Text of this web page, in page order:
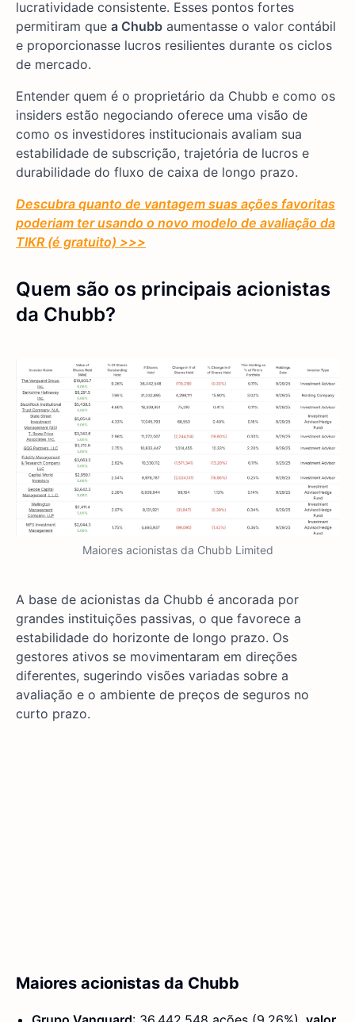
lucratividade consistente. Esses pontos fortes
permitiram que a Chubb aumentasse o valor contábil
e proporcionasse lucros resilientes durante os ciclos
de mercado.
Entender quem é o proprietário da Chubb e como os
insiders estão negociando oferece uma visão de
como os investidores institucionais avaliam sua
estabilidade de subscrição, trajetória de lucros e
durabilidade do fluxo de caixa de longo prazo.
Descubra quanto de vantagem suas ações favoritas
poderiam ter usando o novo modelo de avaliação da
TIKR (é gratuito) >>>
Quem são os principais acionistas
da Chubb?
Maiores acionistas da Chubb Limited
A base de acionistas da Chubb é ancorada por
grandes instituições passivas, o que favorece a
estabilidade do horizonte de longo prazo. Os
gestores ativos se movimentaram em direções
diferentes, sugerindo visões variadas sobre a
avaliação e o ambiente de preços de seguros no
curto prazo.
Maiores acionistas da Chubb